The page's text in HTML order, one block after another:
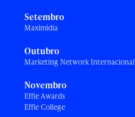
Setembro
Maximídia
Outubro
Marketing Network Internacional
Novembro
Effie Awards
Effie College